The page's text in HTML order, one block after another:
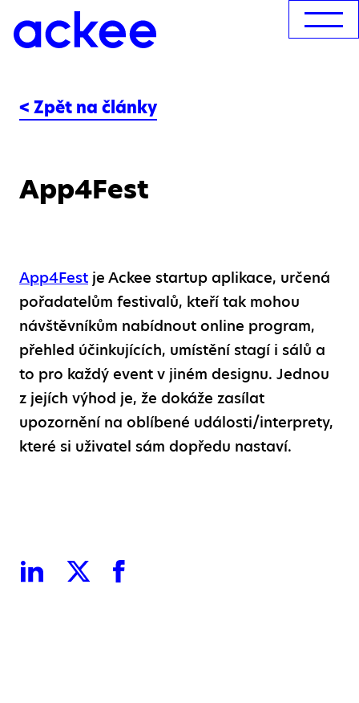
< Zpět na články
App4Fest
App4Fest je Ackee startup aplikace, určená
pořadatelům festivalů, kteří tak mohou
návštěvníkům nabídnout online program,
přehled účinkujících, umístění stagí i sálů a
to pro každý event v jiném designu. Jednou
z jejích výhod je, že dokáže zasílat
upozornění na oblíbené události/interprety,
které si uživatel sám dopředu nastaví.